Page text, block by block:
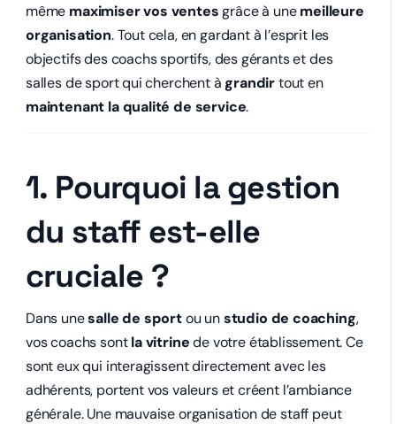
même maximiser vos ventesgrâce à unemeilleure
organisation. Tout cela, en gardant à l’esprit les
objectifs des coachs sportifs, des gérants et des
salles de sport qui cherchent àgrandirtout en
maintenant la qualité de service.
1. Pourquoi la gestion
du staff est-elle
cruciale ?
Dans unesalle de sportou unstudio de coaching,
vos coachs sontla vitrinede votre établissement. Ce
sont eux qui interagissent directement avec les
adhérents, portent vos valeurs et créent l’ambiance
générale. Une mauvaise organisation de staff peut